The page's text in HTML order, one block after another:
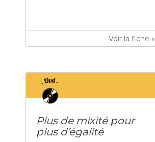
Voir la fiche »
Plus de mixité pour
plus d’égalité